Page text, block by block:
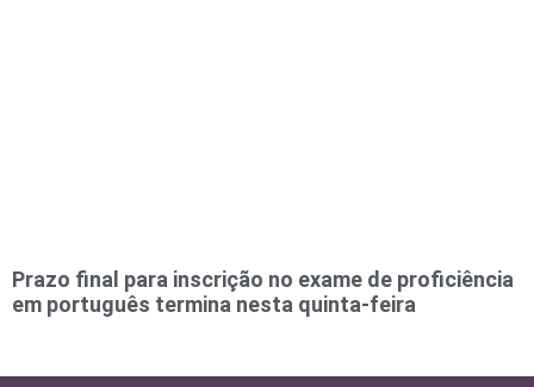
Prazo final para inscrição no exame de proficiência
em português termina nesta quinta-feira